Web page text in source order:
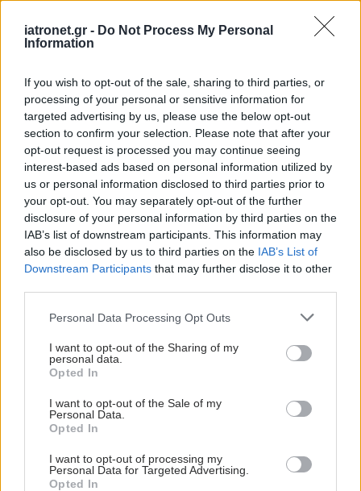
iatronet.gr - Do Not Process My Personal
Information
If you wish to opt-out of the sale, sharing to third parties, or
processing of your personal or sensitive information for
targeted advertising by us, please use the below opt-out
section to confirm your selection. Please note that after your
opt-out request is processed you may continue seeing
interest-based ads based on personal information utilized by
us or personal information disclosed to third parties prior to
your opt-out. You may separately opt-out of the further
disclosure of your personal information by third parties on the
IAB’s list of downstream participants. This information may
also be disclosed by us to third parties on the IAB’s List of
Downstream Participants that may further disclose it to other
Please note that this website/app uses one or more Google
not limited to your visit or usage behaviour. You may click to
grant or deny consent to Google and its third-party tags to
use your data for below specified purposes in below Google
consent section.
Personal Data Processing Opt Outs
I want to opt-out of the Sharing of my
personal data.
Opted In
I want to opt-out of the Sale of my
Personal Data.
Opted In
I want to opt-out of processing my
Personal Data for Targeted Advertising.
Opted In
επιβολή clawback στις
ιατρικές επισκέψεις
Πέρα δώθε
'Αλλα 200 εκατ. ευρώ
μέχρι το 2029
έκλεισαν clawback -
απολογισμός